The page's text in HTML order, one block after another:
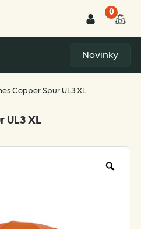
0
Novinky
Copper Spur UL3 XL
UL3 XL